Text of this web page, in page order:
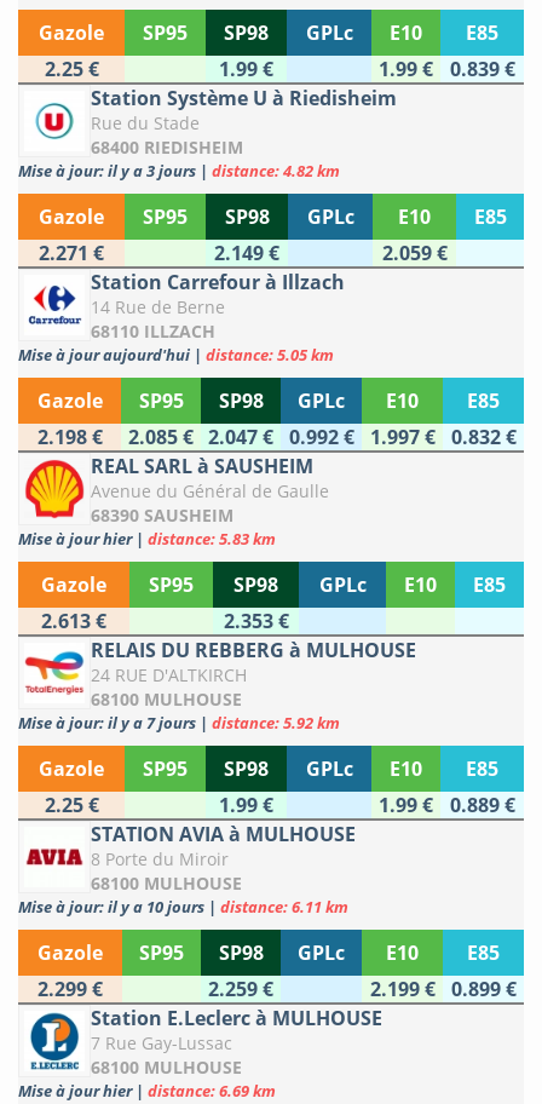
Gazole SP95 SP98 GPLc E10
E85
2.25 €
1.99 € 1.99 €
0.839 €
Station Système U à Riedisheim
Rue du Stade
68400 RIEDISHEIM
Mise à jour: il y a 3 jours | distance: 4.82 km
Gazole SP95 SP98 GPLc E10
E85
2.271 €
2.149 €
2.059 €
Station Carrefour à Illzach
14 Rue de Berne
68110 ILLZACH
Mise à jour aujourd'hui | distance: 5.05 km
Gazole SP95 SP98 GPLc E10
E85
2.198 €
2.085 € 2.047 € 0.992 € 1.997 €
0.832 €
REAL SARL à SAUSHEIM
Avenue du Général de Gaulle
68390 SAUSHEIM
Mise à jour hier | distance: 5.83 km
Gazole SP95 SP98 GPLc E10
E85
2.613 €
2.353 €
RELAIS DU REBBERG à MULHOUSE
24 RUE D'ALTKIRCH
68100 MULHOUSE
Mise à jour: il y a 7 jours | distance: 5.92 km
Gazole SP95 SP98 GPLc E10
E85
2.25 €
1.99 € 1.99 €
0.889 €
STATION AVIA à MULHOUSE
8 Porte du Miroir
68100 MULHOUSE
Mise à jour: il y a 10 jours | distance: 6.11 km
Gazole SP95 SP98 GPLc E10
E85
2.299 €
2.259 € 2.199 €
0.899 €
Station E.Leclerc à MULHOUSE
7 Rue Gay-Lussac
68100 MULHOUSE
Mise à jour hier | distance: 6.69 km